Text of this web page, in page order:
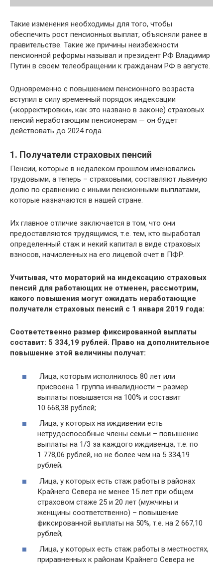
Такие изменения необходимы для того, чтобы
обеспечить рост пенсионных выплат, объясняли ранее в
правительстве. Такие же причины неизбежности
пенсионной реформы называл и президент РФ Владимир
Путин в своем телеобращении к гражданам РФ в августе.
Одновременно с повышением пенсионного возраста
вступил в силу временный порядок индексации
(«корректировки», как это названо в законе) страховых
пенсий неработающим пенсионерам — он будет
действовать до 2024 года.
1. Получатели страховых пенсий
Пенсии, которые в недалеком прошлом именовались
трудовыми, а теперь – страховыми, составляют львиную
долю по сравнению с иными пенсионными выплатами,
которые назначаются в нашей стране.
Их главное отличие заключается в том, что они
предоставляются трудящимся, т.е. тем, кто выработал
определенный стаж и некий капитал в виде страховых
взносов, начисленных на его лицевой счет в ПФР.
Учитывая, что мораторий на индексацию страховых
пенсий для работающих не отменен, рассмотрим,
какого повышения могут ожидать неработающие
получатели страховых пенсий с 1 января 2019 года:
Соответственно размер фиксированной выплаты
составит: 5 334,19 рублей. Право на дополнительное
повышение этой величины получат:
Лица, которым исполнилось 80 лет или
присвоена 1 группа инвалидности – размер
выплаты повышается на 100% и составит
10 668,38 рублей;
Лица, у которых на иждивении есть
нетрудоспособные члены семьи – повышение
выплаты на 1/3 за каждого иждивенца, т.е. по
1 778,06 рублей, но не более чем на 5 334,19
рублей;
Лица, у которых есть стаж работы в районах
Крайнего Севера не менее 15 лет при общем
страховом стаже 25 и 20 лет (мужчины и
женщины соответственно) – повышение
фиксированной выплаты на 50%, т.е. на 2 667,10
рублей;
Лица, у которых есть стаж работы в местностях,
приравненных к районам Крайнего Севера не